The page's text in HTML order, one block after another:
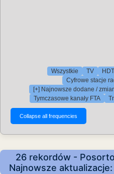
Wszystkie TV
Cyfrowe stacje
[+] Najnowsze dodane /
Tymczasowe kanały FTA
26 rekordów -
Najnowsze